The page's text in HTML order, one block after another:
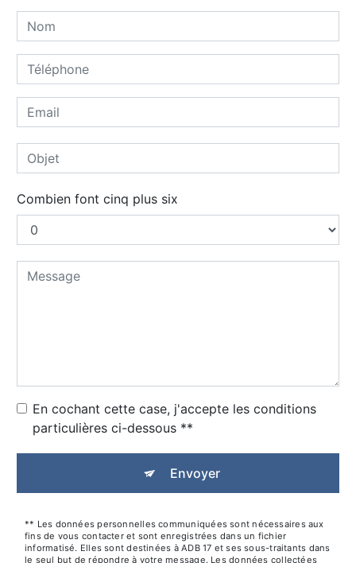
Combien font cinq plus six
En cochant cette case, j'accepte les conditions
particulières ci-dessous **
Envoyer
** Les données personnelles communiquées sont nécessaires aux
fins de vous contacter et sont enregistrées dans un fichier
informatisé. Elles sont destinées à ADB 17 et ses sous-traitants dans
le seul but de répondre à votre message. Les données collectées